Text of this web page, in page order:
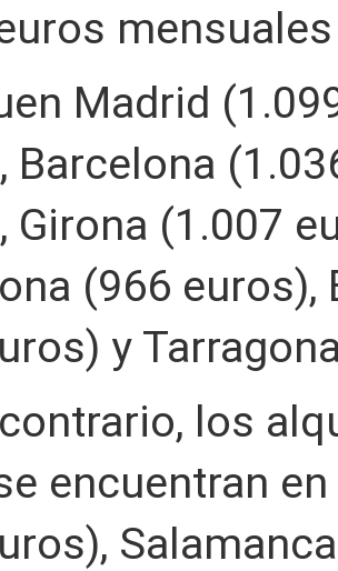
Madrid
Barcelona
Girona (1.007
(966 euros),
y
los
encuentran